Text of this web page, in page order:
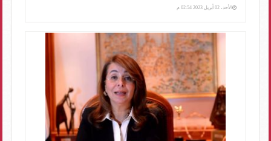
الأحد، 02 أبريل 2023 02:54 م